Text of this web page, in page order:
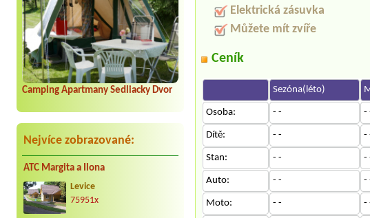
Camping Apartmany Sedliacky Dvor
Nejvíce zobrazované:
ATC Margita a Ilona
Levice
75951x
Elektrická zásuvka
Můžete mít zvíře
Ceník
Sezóna(léto)
Osoba: - - -
Dítě: - - -
Stan: - - -
Auto: - - -
Moto: - - -